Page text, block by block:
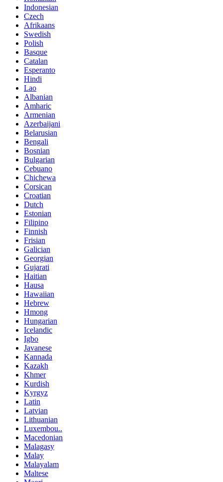
Indonesian
Czech
Afrikaans
Swedish
Polish
Basque
Catalan
Esperanto
Hindi
Lao
Albanian
Amharic
Armenian
Azerbaijani
Belarusian
Bengali
Bosnian
Bulgarian
Cebuano
Chichewa
Corsican
Croatian
Dutch
Estonian
Filipino
Finnish
Frisian
Galician
Georgian
Gujarati
Haitian
Hausa
Hawaiian
Hebrew
Hmong
Hungarian
Icelandic
Igbo
Javanese
Kannada
Kazakh
Khmer
Kurdish
Kyrgyz
Latin
Latvian
Lithuanian
Luxembou..
Macedonian
Malagasy
Malay
Malayalam
Maltese